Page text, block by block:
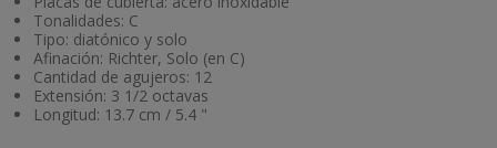
Tonalidades: C
Tipo: diatónico y solo
Afinación: Richter, Solo (en C)
Cantidad de agujeros: 12
Extensión: 3 1/2 octavas
Longitud: 13.7 cm / 5.4 "